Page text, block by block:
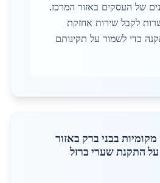
של העסקים באזור המרכז.
לקבל שירות אחזקת
כדי לשמור על תקינותם
מקומיות בבני ברק באזור
התקנת שערי ברזל